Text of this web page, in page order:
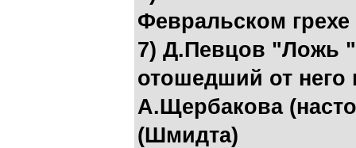
Февральском
7) Д.Певцов "Ложь
отошедший от него
А.Щербакова
(Шмидта)